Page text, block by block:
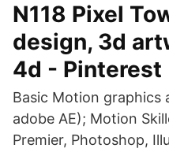
N118 Pixel
design, 3d
4d - Pinterest
Basic Motion graphics
adobe AE); Motion
Premier, Photoshop,